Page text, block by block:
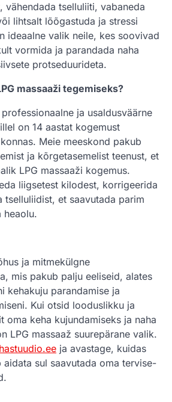
vähendada tselluliiti, vabaneda
lihtsalt lõõgastuda ja stressi
ideaalne valik neile, kes soovivad
vormida ja parandada naha
protseduurideta.
massaaži tegemiseks?
ja usaldusväärne
on 14 aastat kogemust
Meie meeskond pakub
ja kõrgetasemelist teenust, et
LPG massaaži kogemus.
liigsetest kilodest, korrigeerida
tselluliidist, et saavutada parim
heaolu.
ja mitmekülgne
mis pakub palju eeliseid, alates
kehakuju parandamise ja
Kui otsid looduslikku ja
oma keha kujundamiseks ja naha
LPG massaaž suurepärane valik.
ja avastage, kuidas
aidata sul saavutada oma tervise-